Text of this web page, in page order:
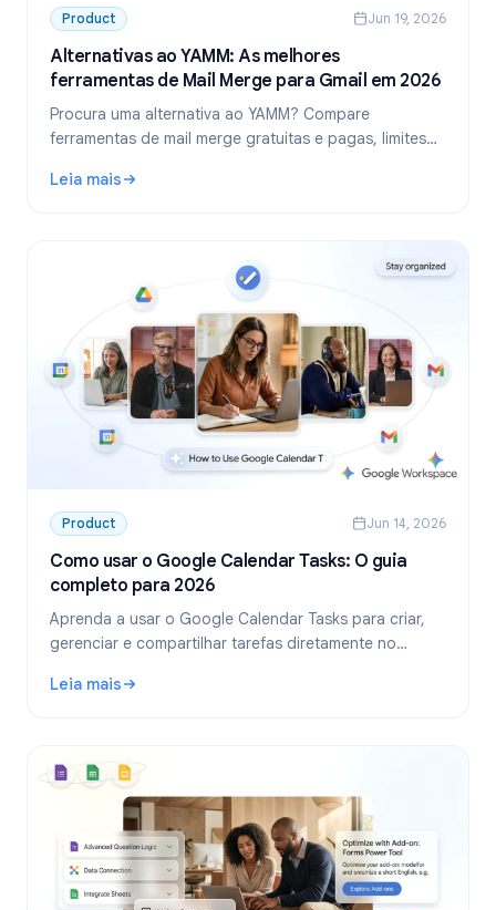
Product Jun 19, 2026
Alternativas ao YAMM: As melhores
ferramentas de Mail Merge para Gmail em 2026
Procura uma alternativa ao YAMM? Compare
ferramentas de mail merge gratuitas e pagas, limites
Mail Merge.
Leia mais
: Alternativas ao YAMM: As melhores ferramentas de Mail
Product Jun 14, 2026
Como usar o Google Calendar Tasks: O guia
completo para 2026
Aprenda a usar o Google Calendar Tasks para criar,
gerenciar e compartilhar tarefas diretamente no
e equipes.
Leia mais
: Como usar o Google Calendar Tasks: O guia completo